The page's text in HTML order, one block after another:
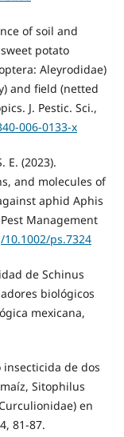
of soil and
potato
Aleyrodidae)
and field (netted
J. Pestic. Sci.,
006-0133-x
E. (2023).
and molecules of
aphid Aphis
Management
ps.7324
de Schinus
biológicos
mexicana,
insecticida de dos
Sitophilus
en
81-87.